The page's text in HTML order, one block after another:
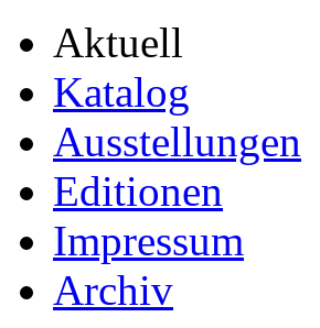
Aktuell
Katalog
Ausstellungen
Editionen
Impressum
Archiv